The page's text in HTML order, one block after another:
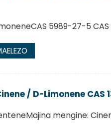
5989-27-5
/ D-Limonene CAS
mengine: